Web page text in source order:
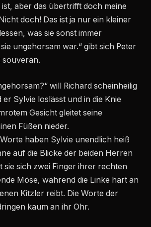
aber das übertrifft doch meine
doch! Das ist ja nur ein kleiner
was sie sonst immer
ungehorsam war.“ gibt sich Peter
souverän.
will Richard scheinheilig
Sylvie loslässt und in die Knie
Gesicht gleitet seine
Füßen nieder.
haben Sylvie unendlich heiß
auf die Blicke der beiden Herren
sie sich zwei Finger ihrer rechten
Möse, während die Linke hart an
Kitzler reibt. Die Worte der
kaum an ihr Ohr.